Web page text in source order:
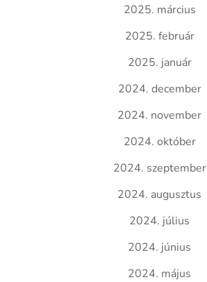
2025. március
2025. február
2025. január
2024. december
2024. november
2024. október
2024. szeptember
2024. augusztus
2024. július
2024. június
2024. május